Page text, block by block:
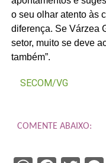
o seu olhar atento às
diferença. Se Várzea
setor, muito se deve
também”.
SECOM/VG
COMENTE ABAIXO: